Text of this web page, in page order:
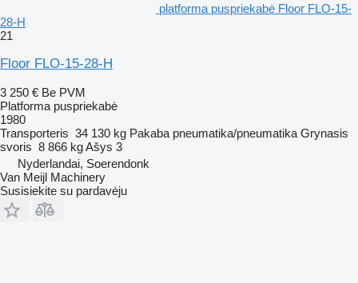
platforma puspriekabė Floor FLO-15-
28-H
21
Floor FLO-15-28-H
3 250 € Be PVM
Platforma puspriekabė
1980
Transporteris 34 130 kg Pakaba pneumatika/pneumatika Grynasis
svoris 8 866 kgAšys 3
Nyderlandai, Soerendonk
Van Meijl Machinery
Susisiekite su pardavėju